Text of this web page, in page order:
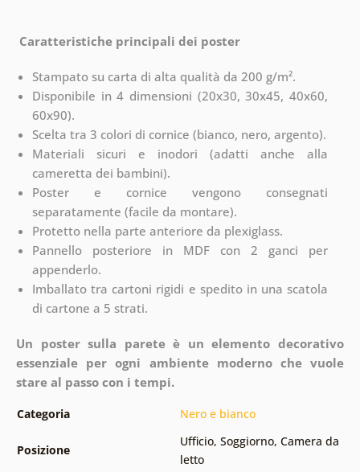
Caratteristiche principali dei poster
Stampato su carta di alta qualità da 200 g/m².
Disponibile in 4 dimensioni (20x30, 30x45, 40x60,
60x90).
Scelta tra 3 colori di cornice (bianco, nero, argento).
Materiali sicuri e inodori (adatti anche alla
cameretta dei bambini).
Poster e cornice vengono consegnati
separatamente (facile da montare).
Protetto nella parte anteriore da plexiglass.
Pannello posteriore in MDF con 2 ganci per
appenderlo.
Imballato tra cartoni rigidi e spedito in una scatola
di cartone a 5 strati.
Un poster sulla parete è un elemento decorativo
essenziale per ogni ambiente moderno che vuole
stare al passo con i tempi.
Categoria Nero e bianco
Posizione
Ufficio, Soggiorno, Camera da
letto